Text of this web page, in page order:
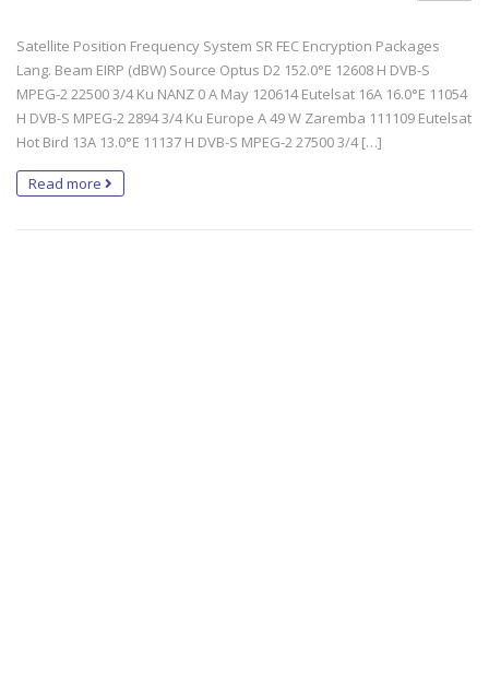
Satellite Position Frequency System SR FEC Encryption Packages
Lang. Beam EIRP (dBW) Source Optus D2 152.0°E 12608 H DVB-S
MPEG-2 22500 3/4 Ku NANZ 0 A May 120614 Eutelsat 16A 16.0°E 11054
H DVB-S MPEG-2 2894 3/4 Ku Europe A 49 W Zaremba 111109 Eutelsat
Hot Bird 13A 13.0°E 11137 H DVB-S MPEG-2 27500 3/4 […]
Read more